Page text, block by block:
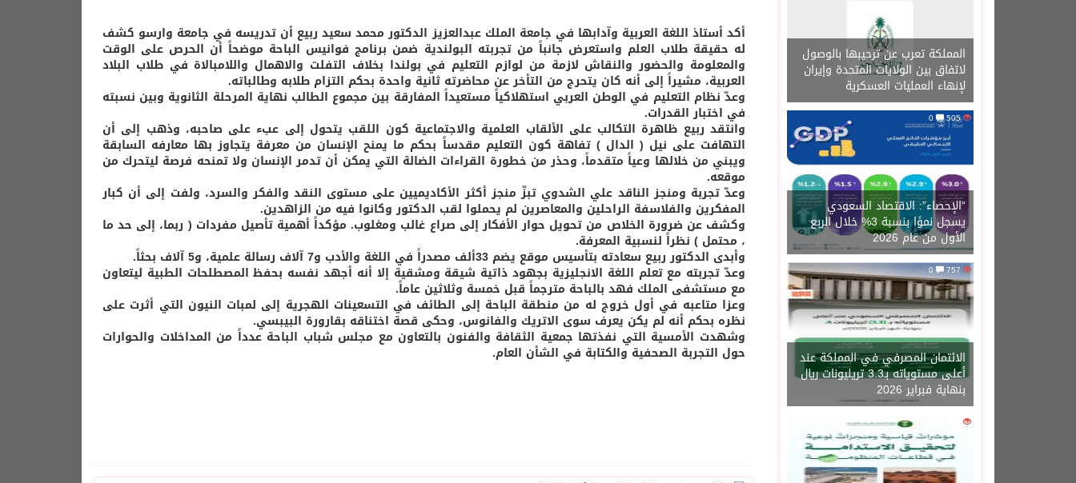
المملكة تعرب عن ترحيبها بالوصول
لاتفاق بين الولايات المتحدة وإيران
لإنهاء العمليات العسكرية
505
“الإحصاء”: الاقتصاد السعودي
يسجل نموًا بنسبة 3% خلال الربع
الأول من عام 2026
757
0
الائتمان المصرفي في المملكة عند
أعلى مستوياته بـ3.3 تريليونات ريال
بنهاية فبراير 2026
1450
أكد أستاذ اللغة العربية وآدابها في جامعة الملك عبدالعزيز الدكتور محمد سعيد ربيع أن تدريسه في جامعة وارسو كشف
له حقيقة طلاب العلم واستعرض جانباً من تجربته البولندية ضمن برنامج فوانيس الباحة موضحاً أن الحرص على الوقت
والمعلومة والحضور والنقاش لازمة من لوازم التعليم في بولندا بخلاف التفلت والاهمال واللامبالاة في طلاب البلاد
العربية، مشيراً إلى أنه كان يتحرج من التأخر عن محاضرته ثانية واحدة بحكم التزام طلابه وطالباته.
وعدّ نظام التعليم في الوطن العربي استهلاكياً مستعيداً المفارقة بين مجموع الطالب نهاية المرحلة الثانوية وبين نسبته
في اختبار القدرات.
وانتقد ربيع ظاهرة التكالب على الألقاب العلمية والاجتماعية كون اللقب يتحول إلى عبء على صاحبه، وذهب إلى أن
التهافت على نيل ( الدال ) تفاهة كون التعليم مقدساً بحكم ما يمنح الإنسان من معرفة يتجاوز بها معارفه السابقة
ويبني من خلالها وعياً متقدماً، وحذر من خطورة القراءات الضالة التي يمكن أن تدمر الإنسان ولا تمنحه فرصة ليتحرك من
موقعه.
وعدّ تجربة ومنجز الناقد علي الشدوي تبزّ منجز أكثر الأكاديميين على مستوى النقد والفكر والسرد، ولفت إلى أن كبار
المفكرين والفلاسفة الراحلين والمعاصرين لم يحملوا لقب الدكتور وكانوا فيه من الزاهدين.
وكشف عن ضرورة الخلاص من تحويل حوار الأفكار إلى صراع غالب ومغلوب. مؤكداً أهمية تأصيل مفردات ( ربما، إلى حد ما
، محتمل ) نظراً لنسبية المعرفة.
وأبدى الدكتور ربيع سعادته بتأسيس موقع يضم 33ألف مصدراً في اللغة والأدب و7 آلاف رسالة علمية، و5 آلاف بحثاً.
وعدّ تجربته مع تعلم اللغة الانجليزية بجهود ذاتية شيقة ومشقية إلا أنه أجهد نفسه بحفظ المصطلحات الطبية ليتعاون
مع مستشفى الملك فهد بالباحة مترجماً قبل خمسة وثلاثين عاماً.
وعزا متاعبه في أول خروج له من منطقة الباحة إلى الطائف في التسعينات الهجرية إلى لمبات النيون التي أثرت على
نظره بحكم أنه لم يكن يعرف سوى الاتريك والفانوس، وحكى قصة اختناقه بقارورة البيبسي.
وشهدت الأمسية التي نفذتها جمعية الثقافة والفنون بالتعاون مع مجلس شباب الباحة عدداً من المداخلات والحوارات
حول التجربة الصحفية والكتابة في الشأن العام.